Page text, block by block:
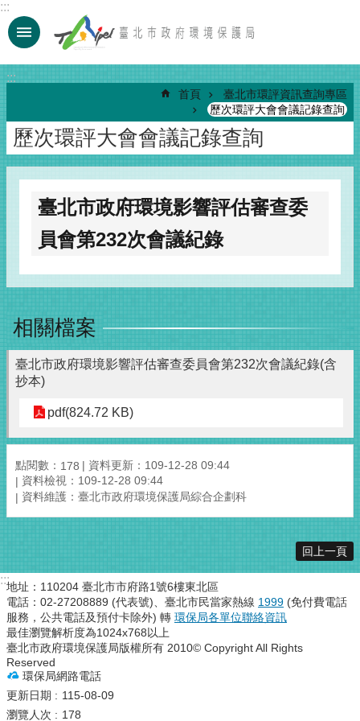
跳到主要內容區塊
:::
:::
首頁
臺北市環評資訊查詢專區
歷次環評大會會議記錄查詢
歷次環評大會會議記錄查詢
臺北市政府環境影響評估審查委
員會第232次會議紀錄
相關檔案
臺北市政府環境影響評估審查委員會第232次會議紀錄(含
抄本)
pdf(824.72 KB)
點閱數： 178
資料更新：109-12-28 09:44
資料檢視：109-12-28 09:44
資料維護：臺北市政府環境保護局綜合企劃科
回上一頁
:::地址：110204 臺北市市府路1號6樓東北區
電話：02-27208889 (代表號)、臺北市民當家熱線 1999 (免付費電話
服務，公共電話及預付卡除外) 轉 環保局各單位聯絡資訊
最佳瀏覽解析度為1024x768以上
臺北市政府環境保護局版權所有 2010© Copyright All Rights
Reserved
環保局網路電話
更新日期
115-08-09
瀏覽人次
178